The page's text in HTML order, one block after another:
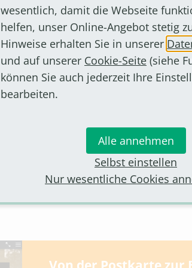
Jüdisches
Die Online-Ausstellung
Bornheim" ist ein
die Geschichte der Juden in
Stadtgebiet vor und soll in
noch erweitert werden.
Zur Ausstellung
wesentlich, damit die Webseite
helfen, unser Online-Angebot stetig
Hinweise erhalten Sie in unserer
und auf unserer Cookie-Seite (siehe
können Sie auch jederzeit Ihre
bearbeiten.
Alle annehmen
Selbst einstellen
Nur wesentliche Cookies